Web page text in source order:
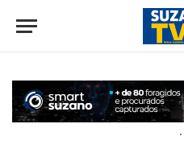
conteúdo
.